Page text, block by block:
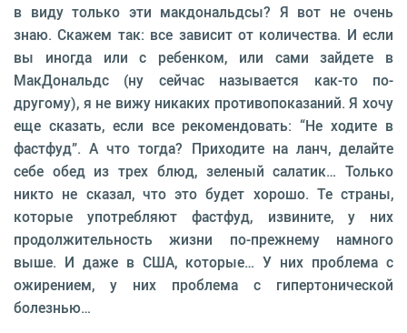
в виду только эти макдональдсы? Я вот не очень
знаю. Скажем так: все зависит от количества. И если
вы иногда или с ребенком, или сами зайдете в
МакДональдс (ну сейчас называется как-то по-
другому), я не вижу никаких противопоказаний. Я хочу
еще сказать, если все рекомендовать: “Не ходите в
фастфуд”. А что тогда? Приходите на ланч, делайте
себе обед из трех блюд, зеленый салатик… Только
никто не сказал, что это будет хорошо. Те страны,
которые употребляют фастфуд, извините, у них
продолжительность жизни по-прежнему намного
выше. И даже в США, которые… У них проблема с
ожирением, у них проблема с гипертонической
болезнью…